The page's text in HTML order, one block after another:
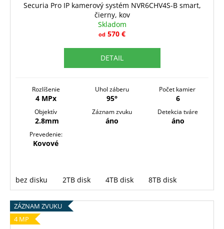
Securia Pro IP kamerový systém NVR6CHV4S-B smart,
čierny, kov
Skladom
od 570 €
DETAIL
Rozlíšenie
4 MPx
Uhol záberu
95°
Počet kamier
6
Objektív
2.8mm
Záznam zvuku
áno
Detekcia tváre
áno
Prevedenie:
Kovové
bez disku 2TB disk 4TB disk 8TB disk
ZÁZNAM ZVUKU
4 MP